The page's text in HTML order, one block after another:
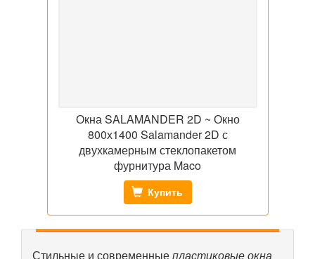
Окна SALAMANDER 2D ~ Окно
800х1400 Salamander 2D с
двухкамерным стеклопакетом
фурнитура Maco
Купить
Стильные и современныепластиковые окна